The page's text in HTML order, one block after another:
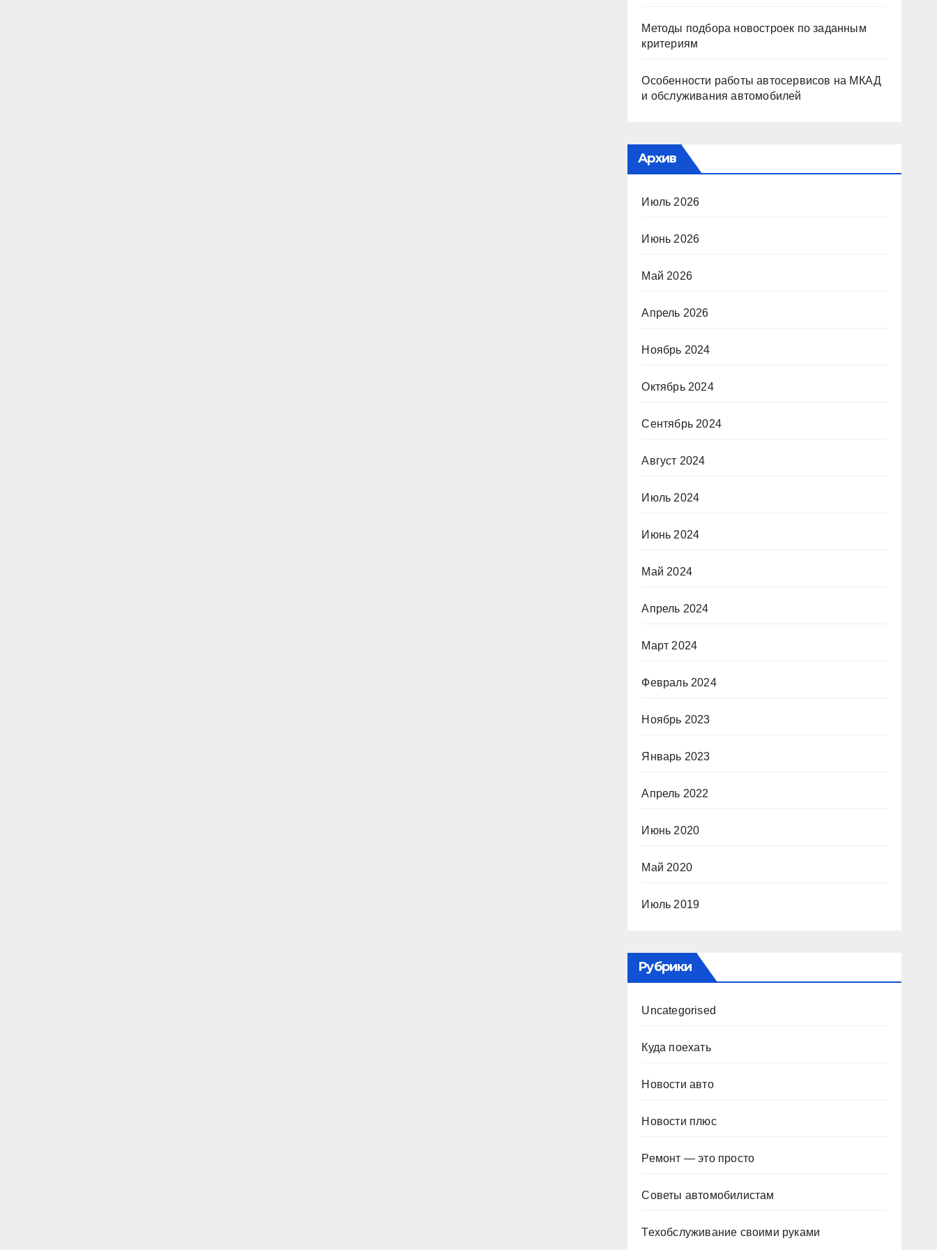
Методы подбора новостроек по заданным
критериям
Особенности работы автосервисов на МКАД
и обслуживания автомобилей
Архив
Июль 2026
Июнь 2026
Май 2026
Апрель 2026
Ноябрь 2024
Октябрь 2024
Сентябрь 2024
Август 2024
Июль 2024
Июнь 2024
Май 2024
Апрель 2024
Март 2024
Февраль 2024
Ноябрь 2023
Январь 2023
Апрель 2022
Июнь 2020
Май 2020
Июль 2019
Рубрики
Uncategorised
Куда поехать
Новости авто
Новости плюс
Ремонт — это просто
Советы автомобилистам
Техобслуживание своими руками